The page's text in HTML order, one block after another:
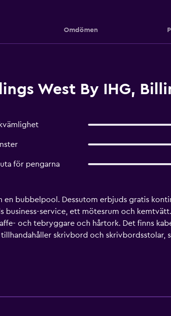
Omdömen
West By IHG,
för pengarna
bubbelpool. Dessutom erbjuds gratis
service, ett mötesrum och
och tebryggare och hårtork. Det finns
skrivbord och skrivbordsstolar,
strykbräda och mörkläggningsgardiner.
fitnesscenter (öppet dygnet runt).